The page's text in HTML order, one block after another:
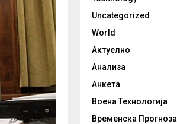
Uncategorized
World
Актуелно
Анализа
Анкета
Воена Технологија
Временска Прогноза